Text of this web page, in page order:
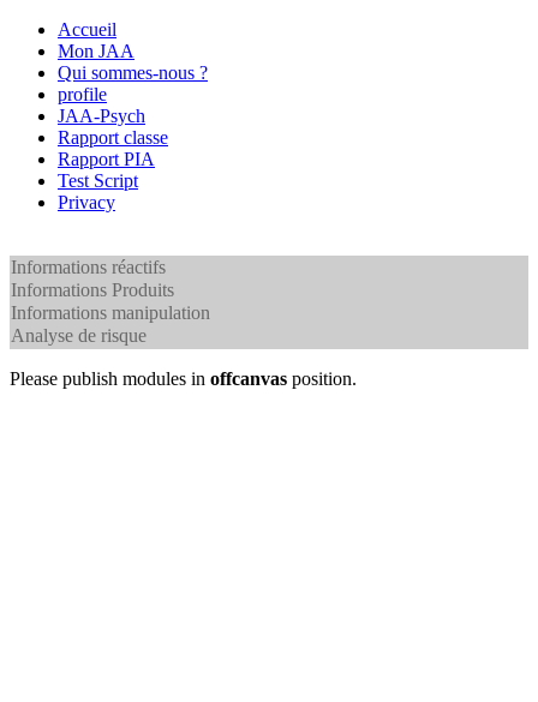
Accueil
Mon JAA
Qui sommes-nous ?
profile
JAA-Psych
Rapport classe
Rapport PIA
Test Script
Privacy
Informations réactifs
Informations Produits
Informations manipulation
Analyse de risque
Please publish modules in offcanvas position.